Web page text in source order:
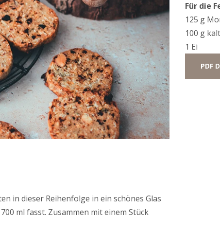
Für die
125 g
100 g
1 Ei
PDF
in dieser Reihenfolge in ein schönes Glas
ml fasst. Zusammen mit einem Stück